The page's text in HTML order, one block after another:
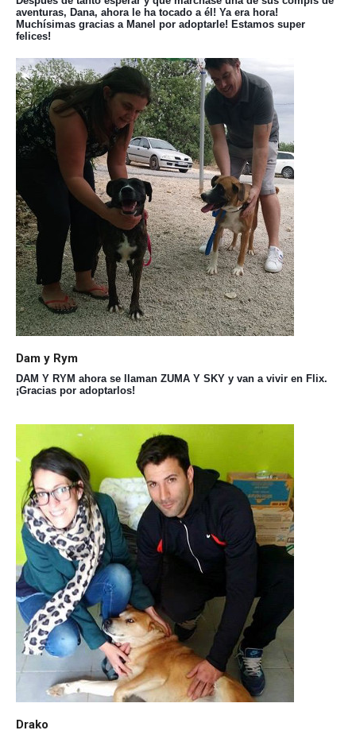
aventuras, Dana, ahora le ha tocado a él! Ya era hora!
Muchísimas gracias a Manel por adoptarle! Estamos super
felices!
Dam y Rym
DAM Y RYM ahora se llaman ZUMA Y SKY y van a vivir en Flix.
¡Gracias por adoptarlos!
Drako